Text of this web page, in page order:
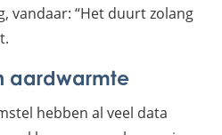
vandaar: “Het duurt zolang
aardwarmte
hebben al veel data